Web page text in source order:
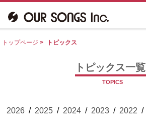
トップページ > トピックス
トピックス一覧
TOPICS
2026 / 2025 / 2024 / 2023 / 2022 /